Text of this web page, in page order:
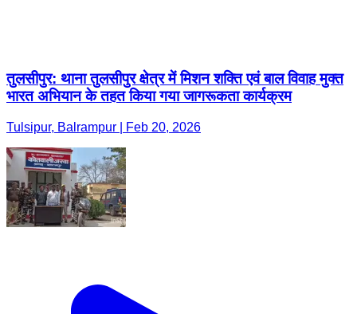
तुलसीपुर: थाना तुलसीपुर क्षेत्र में मिशन शक्ति एवं बाल विवाह मुक्त
भारत अभियान के तहत किया गया जागरूकता कार्यक्रम
Tulsipur, Balrampur | Feb 20, 2026